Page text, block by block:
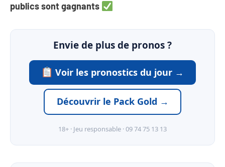
publics sont gagnants
Envie de plus de pronos ?
Voir les pronostics du jour →
Découvrir le Pack Gold →
18+ · Jeu responsable · 09 74 75 13 13